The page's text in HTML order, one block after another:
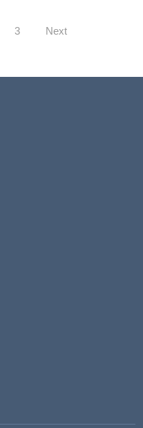
3 Next